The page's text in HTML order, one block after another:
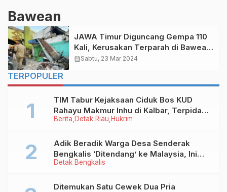
Bawean
JAWA Timur Diguncang Gempa 110
Kali, Kerusakan Terparah di Bawean
dan Tuban
calendar_monthSabtu, 23 Mar 2024
TERPOPULER
Berita Detak Riau Hukrim
TIM Tabur Kejaksaan Ciduk Bos KUD
Rahayu Makmur Inhu di Kalbar, Terpidana
Kredit Fiktif Rp2,8 M
Detak Bengkalis
Adik Beradik Warga Desa Senderak
Bengkalis ‘Ditendang’ ke Malaysia, Ini
Sebabnya!
Ditemukan Satu Cewek Dua Pria